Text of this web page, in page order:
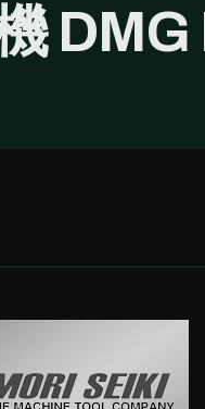
DMG